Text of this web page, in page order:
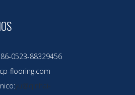
0523-88329456
flooring.com
yu@qinhai-